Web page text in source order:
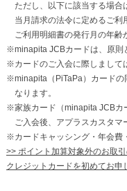
ただし、以下に該当する場合
当月請求の法令に定めるご利
ご利用明細書の発行月の年齢
※minapita JCBカードは、原則
※カードのご入会に際しまして
※minapita（PiTaPa）カードの
なります。
※家族カード（minapita JCBカ
ご入会後、アプラスカスタマ
※カードキャッシング・年会費
>> ポイント加算対象外のお取
クレジットカードを初めてお